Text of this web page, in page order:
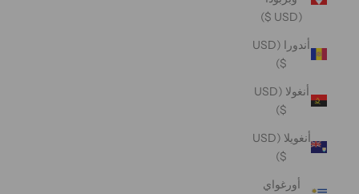
(USD $)
أندورا (USD
$)
أنغولا (USD
$)
أنغويلا (USD
$)
أورغواي